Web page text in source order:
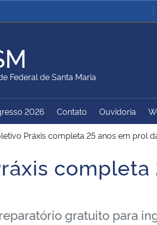
Ministério da Justiça e
Ministério da
Ministério da Educação
Ministério do Turismo
Ministério do
Desenvolvimento
Gabinete de Segurança
Advocacia-Geral
Federal de Santa Maria
Sítio2026 Contato Ouvidoria
Práxis completa 25 anos em prol
gratuito para